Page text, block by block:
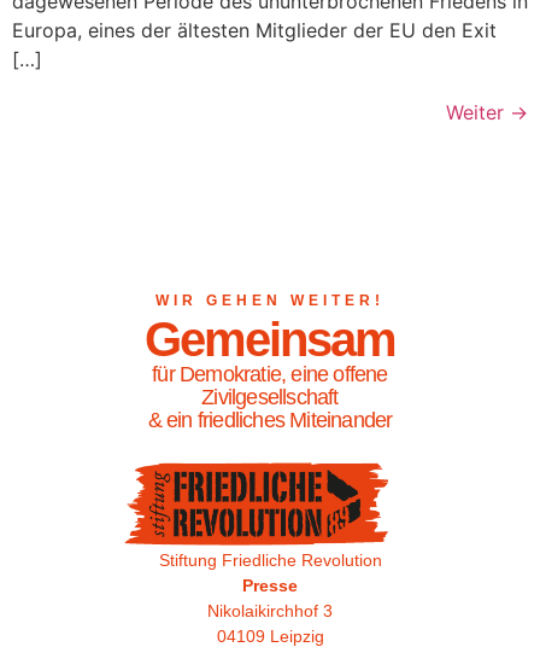
Europa, eines der ältesten Mitglieder der EU den Exit
[…]
Weiter →
WIR GEHEN WEITER!
Gemeinsam
für Demokratie, eine offene
Zivilgesellschaft
& ein friedliches Miteinander
Stiftung Friedliche Revolution
Presse
Nikolaikirchhof 3
04109 Leipzig